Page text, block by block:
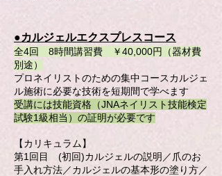
●カルジェルエクスプレスコース
全4回 8時間講習費 ￥40,000円（器材費
別途）
プロネイリストのための集中コースカルジェ
ル施術に必要な技術を短期間で学べます
受講には技能資格（JNAネイリスト技能検定
試験1級相当）の証明が必要です
【カリキュラム】
第1回目 (初回)カルジェルの説明／爪のお
手入れ方法／カルジェルの基本形の塗り方／